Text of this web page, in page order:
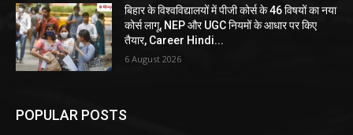
बिहार के विश्वविद्यालयों में पीजी कोर्स के 46 विषयों का नया
कोर्स लागू, NEP और UGC नियमों के आधार पर किए
तैयार, Career Hindi...
6 August 2026
POPULAR POSTS